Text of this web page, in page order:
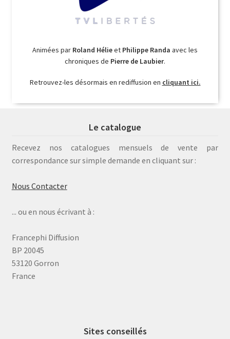
Animées par Roland Hélieet Philippe Randa avec les
chroniques de Pierre de Laubier.
Retrouvez-les désormais en rediffusion en cliquant ici.
Le catalogue
Recevez nos catalogues mensuels de vente par
correspondance sur simple demande en cliquant sur :
Nous Contacter
... ou en nous écrivant à :
Francephi Diffusion
BP 20045
53120 Gorron
France
Sites conseillés